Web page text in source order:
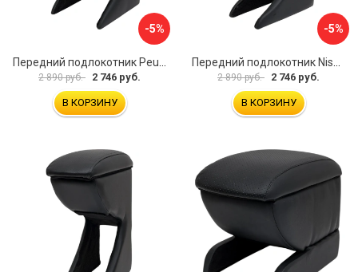
-5%
Передний подлокотник Peugeot 107 2006-2011 AVTOLIDER1 PP-Peugeot-107-01
2 890 руб. 2 746 руб.
В КОРЗИНУ
-5%
Передний подлокотник Nissan Almera 2013- AVTOLIDER1 PP-Nissan-Almera-13-01
2 890 руб. 2 746 руб.
В КОРЗИНУ